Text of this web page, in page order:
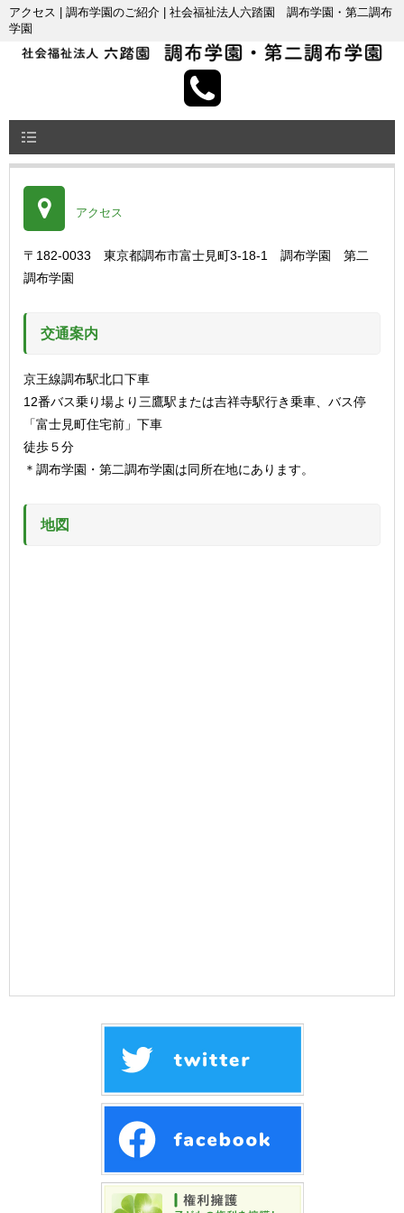
アクセス | 調布学園のご紹介 | 社会福祉法人六踏園 調布学園・第二調布
学園
アクセス
〒182-0033 東京都調布市富士見町3-18-1 調布学園 第二
調布学園
交通案内
京王線調布駅北口下車
12番バス乗り場より三鷹駅または吉祥寺駅行き乗車、バス停
「富士見町住宅前」下車
徒歩５分
＊調布学園・第二調布学園は同所在地にあります。
地図